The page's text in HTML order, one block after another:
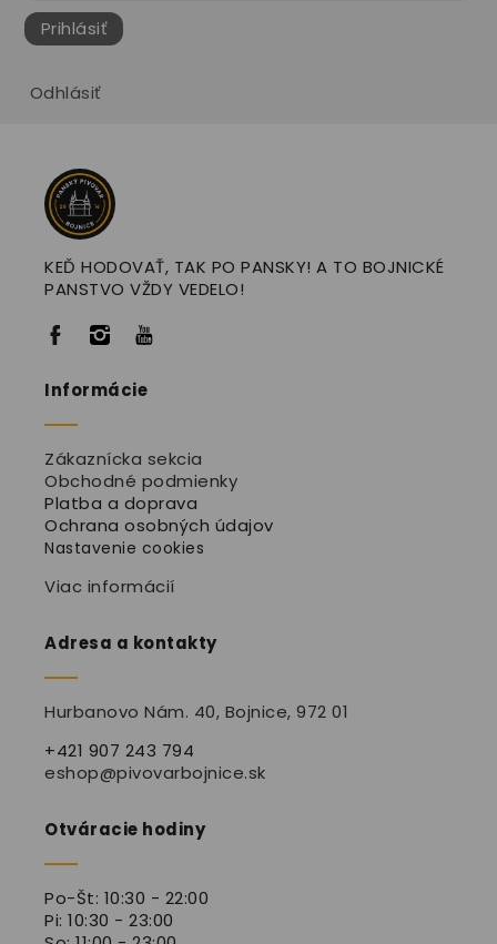
Prihlásiť
Odhlásiť
KEĎ HODOVAŤ, TAK PO PANSKY! A TO BOJNICKÉ
PANSTVO VŽDY VEDELO!
Informácie
Zákaznícka sekcia
Obchodné podmienky
Platba a doprava
Ochrana osobných údajov
Nastavenie cookies
Viac informácií
Adresa a kontakty
Hurbanovo Nám. 40, Bojnice, 972 01
+421 907 243 794
eshop@pivovarbojnice.sk
Otváracie hodiny
Po-Št: 10:30 - 22:00
Pi: 10:30 - 23:00